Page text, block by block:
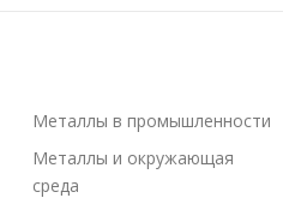
Металлы в промышленности
Металлы и окружающая
среда